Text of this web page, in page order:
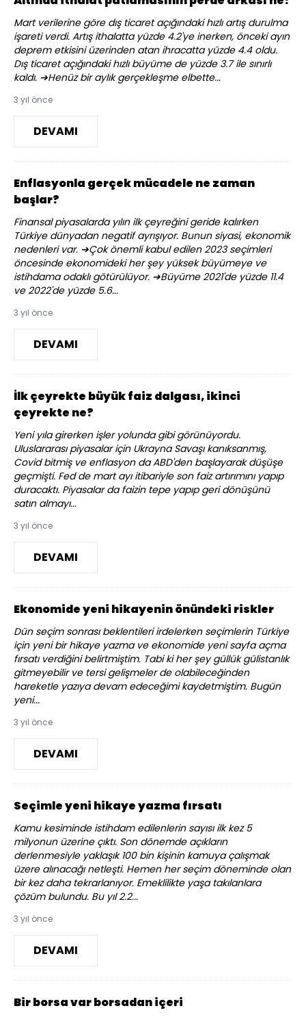
Mart verilerine göre dış ticaret açığındaki hızlı artış durulma
işareti verdi. Artış ithalatta yüzde 4.2'ye inerken, önceki ayın
deprem etkisini üzerinden atan ihracatta yüzde 4.4 oldu.
Dış ticaret açığındaki hızlı büyüme de yüzde 3.7 ile sınırlı
kaldı. ➔Henüz bir aylık gerçekleşme elbette...
3 yıl önce
DEVAMI
Enflasyonla gerçek mücadele ne zaman
başlar?
Finansal piyasalarda yılın ilk çeyreğini geride kalırken
Türkiye dünyadan negatif ayrışıyor. Bunun siyasi, ekonomik
nedenleri var. ➔Çok önemli kabul edilen 2023 seçimleri
öncesinde ekonomideki her şey yüksek büyümeye ve
istihdama odaklı götürülüyor. ➔Büyüme 2021'de yüzde 11.4
ve 2022'de yüzde 5.6...
3 yıl önce
DEVAMI
İlk çeyrekte büyük faiz dalgası, ikinci
çeyrekte ne?
Yeni yıla girerken işler yolunda gibi görünüyordu.
Uluslararası piyasalar için Ukrayna Savaşı kanıksanmış,
Covid bitmiş ve enflasyon da ABD'den başlayarak düşüşe
geçmişti. Fed de mart ayı itibariyle son faiz artırımını yapıp
duracaktı. Piyasalar da faizin tepe yapıp geri dönüşünü
satın almayı...
3 yıl önce
DEVAMI
Ekonomide yeni hikayenin önündeki riskler
Dün seçim sonrası beklentileri irdelerken seçimlerin Türkiye
için yeni bir hikaye yazma ve ekonomide yeni sayfa açma
fırsatı verdiğini belirtmiştim. Tabi ki her şey güllük gülistanlık
gitmeyebilir ve tersi gelişmeler de olabileceğinden
hareketle yazıya devam edeceğimi kaydetmiştim. Bugün
yeni...
3 yıl önce
DEVAMI
Seçimle yeni hikaye yazma fırsatı
Kamu kesiminde istihdam edilenlerin sayısı ilk kez 5
milyonun üzerine çıktı. Son dönemde açıkların
derlenmesiyle yaklaşık 100 bin kişinin kamuya çalışmak
üzere alınacağı netleşti. Hemen her seçim döneminde olan
bir kez daha tekrarlanıyor. Emeklilikte yaşa takılanlara
çözüm bulundu. Bu yıl 2.2...
3 yıl önce
DEVAMI
Bir borsa var borsadan içeri